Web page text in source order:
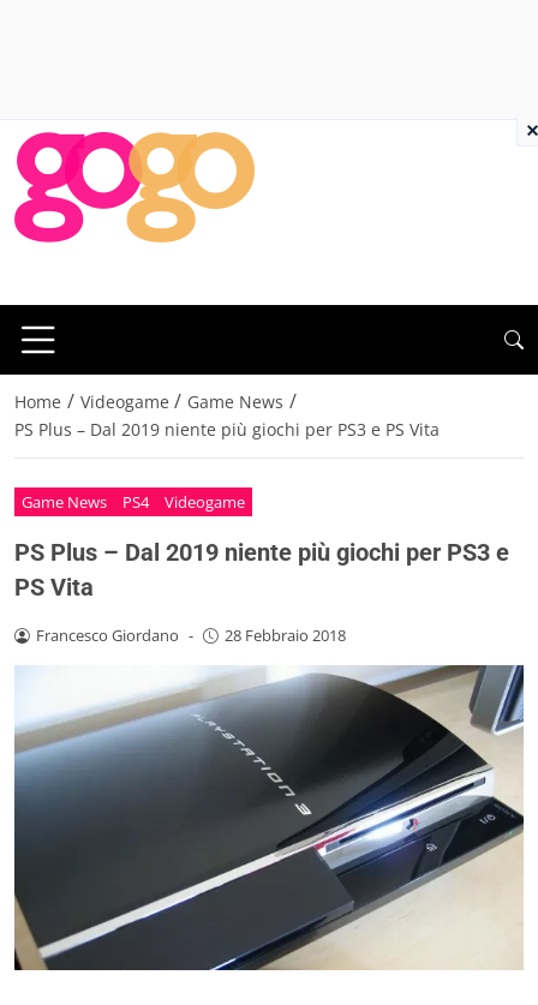
Home / Videogame / Game News /
PS Plus – Dal 2019 niente più giochi per PS3 e PS Vita
Game News PS4 Videogame
PS Plus – Dal 2019 niente più giochi per PS3 e
PS Vita
Francesco Giordano - 28 Febbraio 2018
×